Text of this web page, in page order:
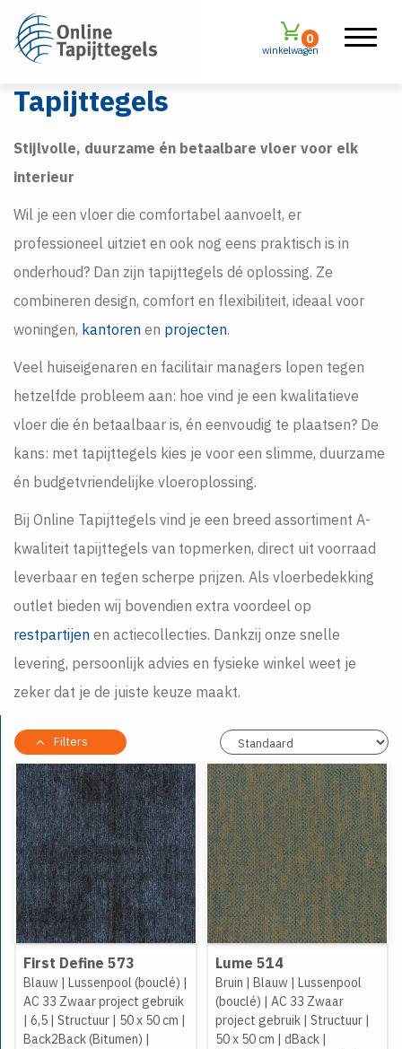
winkelwagen
0
Tapijttegels
Stijlvolle, duurzame én betaalbare vloer voor elk
interieur
Wil je een vloer die comfortabel aanvoelt, er
professioneel uitziet en ook nog eens praktisch is in
onderhoud? Dan zijn tapijttegels dé oplossing. Ze
combineren design, comfort en flexibiliteit, ideaal voor
woningen, kantoren en projecten.
Veel huiseigenaren en facilitair managers lopen tegen
hetzelfde probleem aan: hoe vind je een kwalitatieve
vloer die én betaalbaar is, én eenvoudig te plaatsen? De
kans: met tapijttegels kies je voor een slimme, duurzame
én budgetvriendelijke vloeroplossing.
Bij Online Tapijttegels vind je een breed assortiment A-
kwaliteit tapijttegels van topmerken, direct uit voorraad
leverbaar en tegen scherpe prijzen. Als vloerbedekking
outlet bieden wij bovendien extra voordeel op
restpartijen en actiecollecties. Dankzij onze snelle
levering, persoonlijk advies en fysieke winkel weet je
zeker dat je de juiste keuze maakt.
Filters
First Define 573
Blauw | Lussenpool (bouclé) |
AC 33 Zwaar project gebruik
| 6,5 | Structuur | 50 x 50 cm |
Back2Back (Bitumen) |
Lume 514
Bruin | Blauw| Lussenpool
(bouclé) | AC 33 Zwaar
project gebruik| Structuur|
50 x 50 cm | dBack|